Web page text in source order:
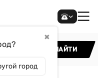
✖
город
НАЙТИ